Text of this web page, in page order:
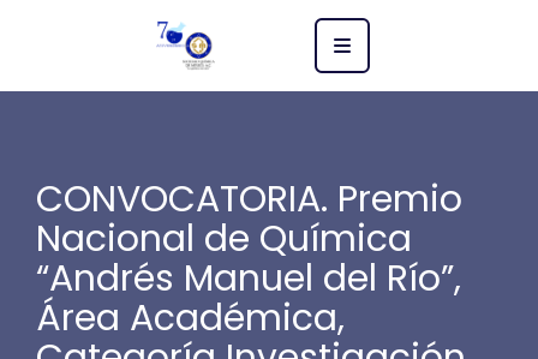
CONVOCATORIA. Premio
Nacional de Química
“Andrés Manuel del Río”,
Área Académica,